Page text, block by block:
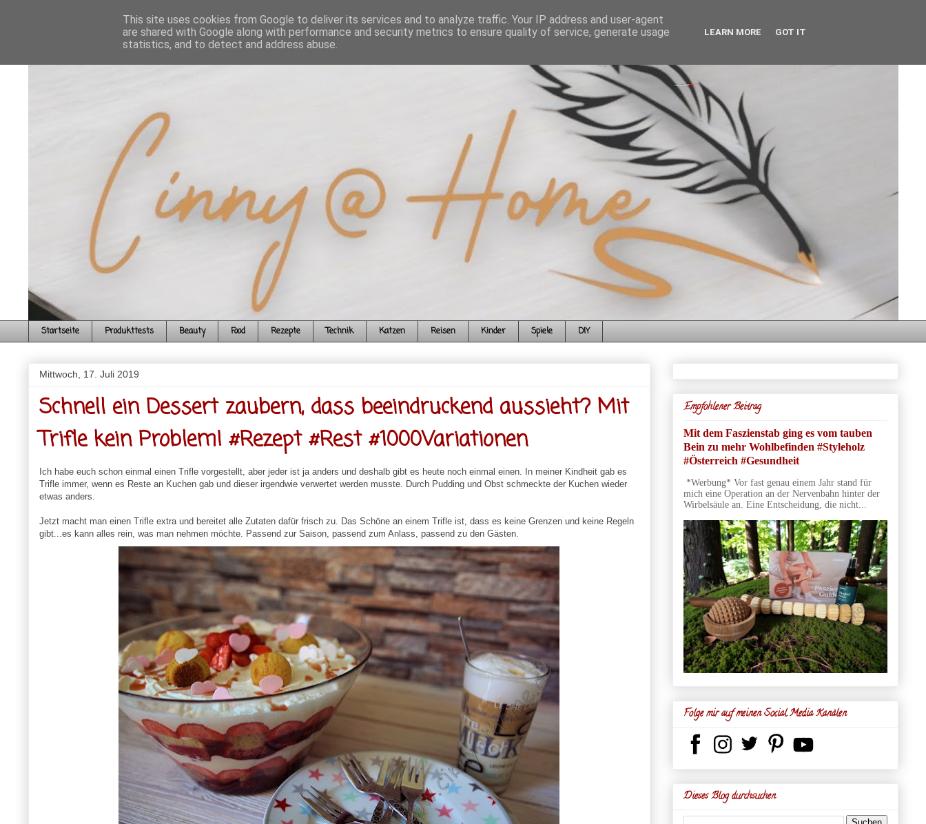
Startseite Produkttests Beauty Food Rezepte Technik Katzen Reisen Kinder Spiele DIY
Mittwoch, 17. Juli 2019
Schnell ein Dessert zaubern, dass beeindruckend aussieht? Mit
Trifle kein Problem! #Rezept #Rest #1000Variationen
Ich habe euch schon einmal einen Trifle vorgestellt, aber jeder ist ja anders und deshalb gibt es heute noch einmal einen. In meiner Kindheit gab es
Trifle immer, wenn es Reste an Kuchen gab und dieser irgendwie verwertet werden musste. Durch Pudding und Obst schmeckte der Kuchen wieder
etwas anders.
Jetzt macht man einen Trifle extra und bereitet alle Zutaten dafür frisch zu. Das Schöne an einem Trifle ist, dass es keine Grenzen und keine Regeln
gibt...es kann alles rein, was man nehmen möchte. Passend zur Saison, passend zum Anlass, passend zu den Gästen.
Empfohlener Beitrag
Mit dem Faszienstab ging es vom tauben
Bein zu mehr Wohlbefinden #Styleholz
#Österreich #Gesundheit
*Werbung* Vor fast genau einem Jahr stand für
mich eine Operation an der Nervenbahn hinter der
Wirbelsäule an. Eine Entscheidung, die nicht...
Folge mir auf meinen Social Media Kanälen
Dieses Blog durchsuchen
This site uses cookies from Google to deliver its services and to analyze traffic. Your IP address and user-agent
are shared with Google along with performance and security metrics to ensure quality of service, generate usage
statistics, and to detect and address abuse.
LEARN MORE GOT IT